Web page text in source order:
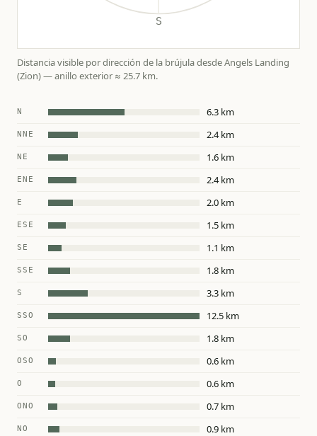
Distancia visible por dirección de la brújula desde Angels Landing
(Zion) — anillo exterior ≈ 25.7 km.
N 6.3 km
NNE 2.4 km
NE 1.6 km
ENE 2.4 km
E 2.0 km
ESE 1.5 km
SE 1.1 km
SSE 1.8 km
S 3.3 km
SSO 12.5 km
SO 1.8 km
OSO 0.6 km
O 0.6 km
ONO 0.7 km
NO 0.9 km